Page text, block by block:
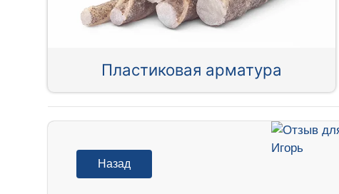
Пластиковая арматура
Назад